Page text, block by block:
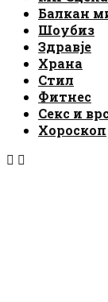
Балкан
Шоубиз
Здравје
Храна
Стил
Фитнес
Секс и
Хороскоп